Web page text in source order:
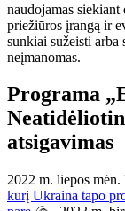
naudojamas
priežiūros įrangą ir
sunkiai sužeisti
neįmanomas.
Programa
atsigavimas
2022 m. liepos
kurį Ukraina tapo